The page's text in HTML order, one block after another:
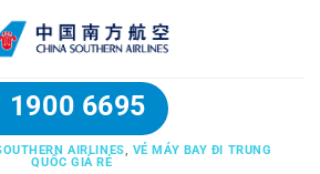
1900 6695
AIRLINES, VÉ MÁY BAY ĐI TRUNG
QUỐC GIÁ RẺ